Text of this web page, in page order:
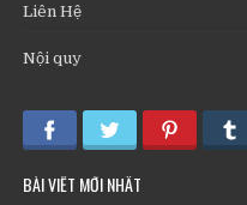
Liên Hệ
Nội quy
BÀI VIẾT MỚI NHẤT